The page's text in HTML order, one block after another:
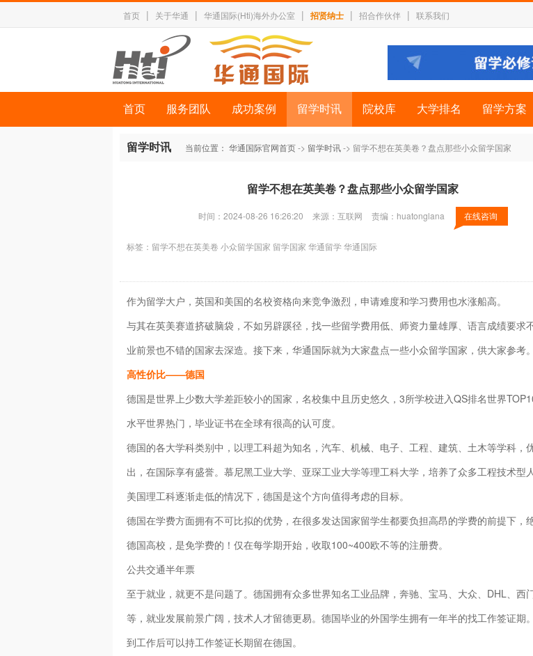
首页 | 关于华通 | 华通国际(Hti)海外办公室 | 招贤纳士 | 招合作伙伴 | 联系我们
首页 服务团队 成功案例 留学时讯 院校库 大学排名 留学方案
留学时讯 当前位置： 华通国际官网首页-> 留学时讯-> 留学不想在英美卷？盘点那些小众留学国家
留学不想在英美卷？盘点那些小众留学国家
时间：2024-08-26 16:26:20 来源：互联网 责编：huatonglana 在线咨询
标签： 留学不想在英美卷 小众留学国家 留学国家 华通留学华通国际
作为留学大户，英国和美国的名校资格向来竞争激烈，申请难度和学习费用也水涨船高。
与其在英美赛道挤破脑袋，不如另辟蹊径，找一些留学费用低、师资力量雄厚、语言成绩要求
业前景也不错的国家去深造。接下来，华通国际就为大家盘点一些小众留学国家，供大家参考。
高性价比——德国
德国是世界上少数大学差距较小的国家，名校集中且历史悠久，3所学校进入QS排名世界
水平世界热门，毕业证书在全球有很高的认可度。
德国的各大学科类别中，以理工科超为知名，汽车、机械、电子、工程、建筑、土木等学科，
出，在国际享有盛誉。慕尼黑工业大学、亚琛工业大学等理工科大学，培养了众多工程技术型
美国理工科逐渐走低的情况下，德国是这个方向值得考虑的目标。
德国在学费方面拥有不可比拟的优势，在很多发达国家留学生都要负担高昂的学费的前提下，
德国高校，是免学费的！仅在每学期开始，收取100~400欧不等的注册费。
公共交通半年票
至于就业，就更不是问题了。德国拥有众多世界知名工业品牌，奔驰、宝马、大众、DHL、西
等，就业发展前景广阔，技术人才留德更易。德国毕业的外国学生拥有一年半的找工作签证期
到工作后可以持工作签证长期留在德国。